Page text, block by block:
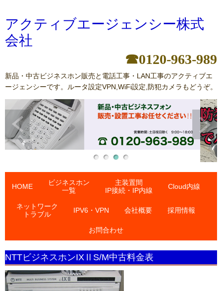
アクティブエージェンシー株式
会社
☎0120-963-989
新品・中古ビジネスホン販売と電話工事・LAN工事のアクティブエ
ージェンシーです。ルータ設定VPN,WiFi設定,防犯カメラもどうぞ。
HOME
ビジネスホン
一覧
主装置間
IP接続・IP内線
Cloud内線
ネットワーク
トラブル
IPV6・VPN 会社概要 採用情報
お問合わせ
NTTビジネスホンIXⅡS/M中古料金表